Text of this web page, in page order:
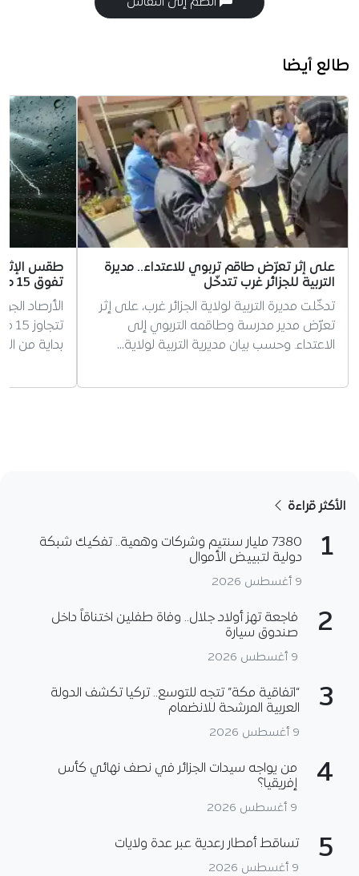
طالع أيضا
على إثر تعرّض طاقم تربوي للاعتداء.. مديرة
التربية للجزائر غرب تتدخّل
تدخّلت مديرة التربية لولاية الجزائر غرب، على إثر
تعرّض مدير مدرسة وطاقمه التربوي إلى
الاعتداء. وحسب بيان مديرية التربية لولاية…
طقس
تفوق 15 ملم على عدة ولايات
الأرصاد
بداية من
الأكثر قراءة
1
7380 مليار سنتيم وشركات وهمية.. تفكيك شبكة
دولية لتبييض الأموال
9 أغسطس 2026
2
فاجعة تهز أولاد جلال.. وفاة طفلين اختناقاً داخل
صندوق سيارة
9 أغسطس 2026
3
“اتفاقية مكة” تتجه للتوسع.. تركيا تكشف الدولة
العربية المرشحة للانضمام
9 أغسطس 2026
4
من يواجه سيدات الجزائر في نصف نهائي كأس
إفريقيا؟
9 أغسطس 2026
5 تساقط أمطار رعدية عبر عدة ولايات
9 أغسطس 2026